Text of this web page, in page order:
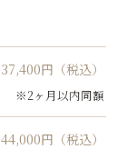
37,400円（税込）
※2ヶ月以内同額
44,000円（税込）